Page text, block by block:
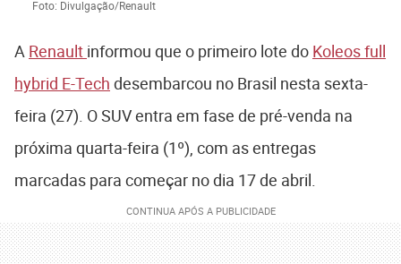
Foto: Divulgação/Renault
A Renault informou que o primeiro lote do Koleos full
hybrid E-Tech desembarcou no Brasil nesta sexta-
feira (27). O SUV entra em fase de pré-venda na
próxima quarta-feira (1º), com as entregas
marcadas para começar no dia 17 de abril.